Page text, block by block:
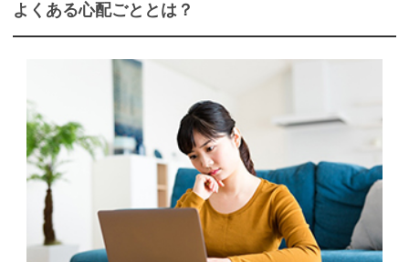
よくある心配ごととは？